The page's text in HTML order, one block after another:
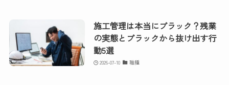
施工管理は本当にブラック？残業
の実態とブラックから抜け出す行
動5選
2026-07-10 職種